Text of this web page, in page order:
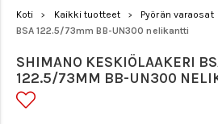
Koti > Kaikki tuotteet > Pyörän varaosat
BSA 122.5/73mm BB-UN300 nelikantti
SHIMANO KESKIÖLAAKERI
122.5/73MM BB-UN300